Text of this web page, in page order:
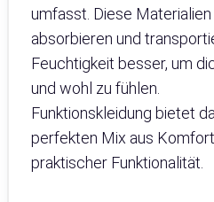
umfasst. Diese Materialien
absorbieren und
Feuchtigkeit besser, um
und wohl zu fühlen.
Funktionskleidung bietet
perfekten Mix aus
praktischer Funktionalität.